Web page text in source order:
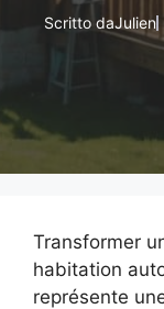
Scritto daJulien
Transformer
habitation
représente